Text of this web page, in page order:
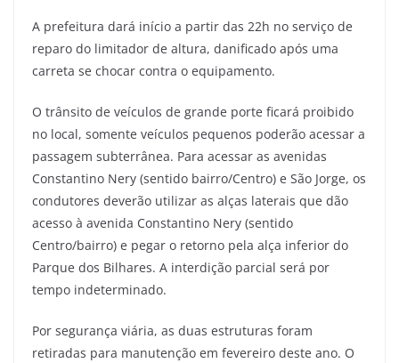
A prefeitura dará início a partir das 22h no serviço de
reparo do limitador de altura, danificado após uma
carreta se chocar contra o equipamento.
O trânsito de veículos de grande porte ficará proibido
no local, somente veículos pequenos poderão acessar a
passagem subterrânea. Para acessar as avenidas
Constantino Nery (sentido bairro/Centro) e São Jorge, os
condutores deverão utilizar as alças laterais que dão
acesso à avenida Constantino Nery (sentido
Centro/bairro) e pegar o retorno pela alça inferior do
Parque dos Bilhares. A interdição parcial será por
tempo indeterminado.
Por segurança viária, as duas estruturas foram
retiradas para manutenção em fevereiro deste ano. O